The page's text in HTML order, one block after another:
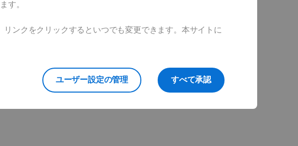
す。
ンクをクリックするといつでも変更できます。本サイトに
すべて承認
ユーザー設定の管理